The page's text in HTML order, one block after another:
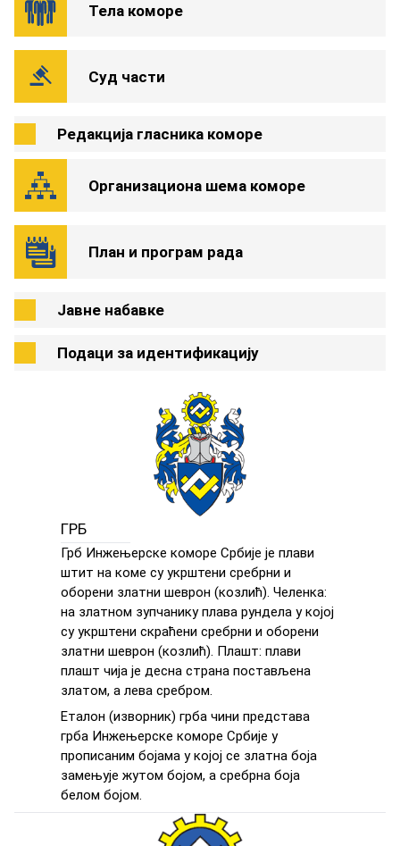
Тела коморе
Суд части
Редакција гласника коморе
Организациона шема коморе
План и програм рада
Јавне набавке
Подаци за идентификацију
ГРБ
Грб Инжењерске коморе Србије је плави
штит на коме су укрштени сребрни и
оборени златни шеврон (козлић). Челенка:
на златном зупчанику плава рундела у којој
су укрштени скраћени сребрни и оборени
златни шеврон (козлић). Плашт: плави
плашт чија је десна страна постављена
златом, а лева сребром.
Еталон (изворник) грба чини представа
грба Инжењерске коморе Србије у
прописаним бојама у којој се златна боја
замењује жутом бојом, а сребрна боја
белом бојом.